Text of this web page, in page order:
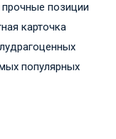
прочные позиции
карточка
популярных